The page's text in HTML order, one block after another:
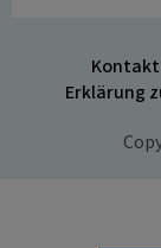
Kontakt
Erklärung